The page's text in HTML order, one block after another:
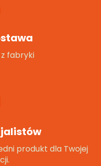
fabryki
produkt dla Twojej